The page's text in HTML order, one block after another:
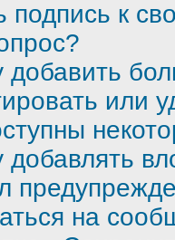
подпись к
или
добавлять
на